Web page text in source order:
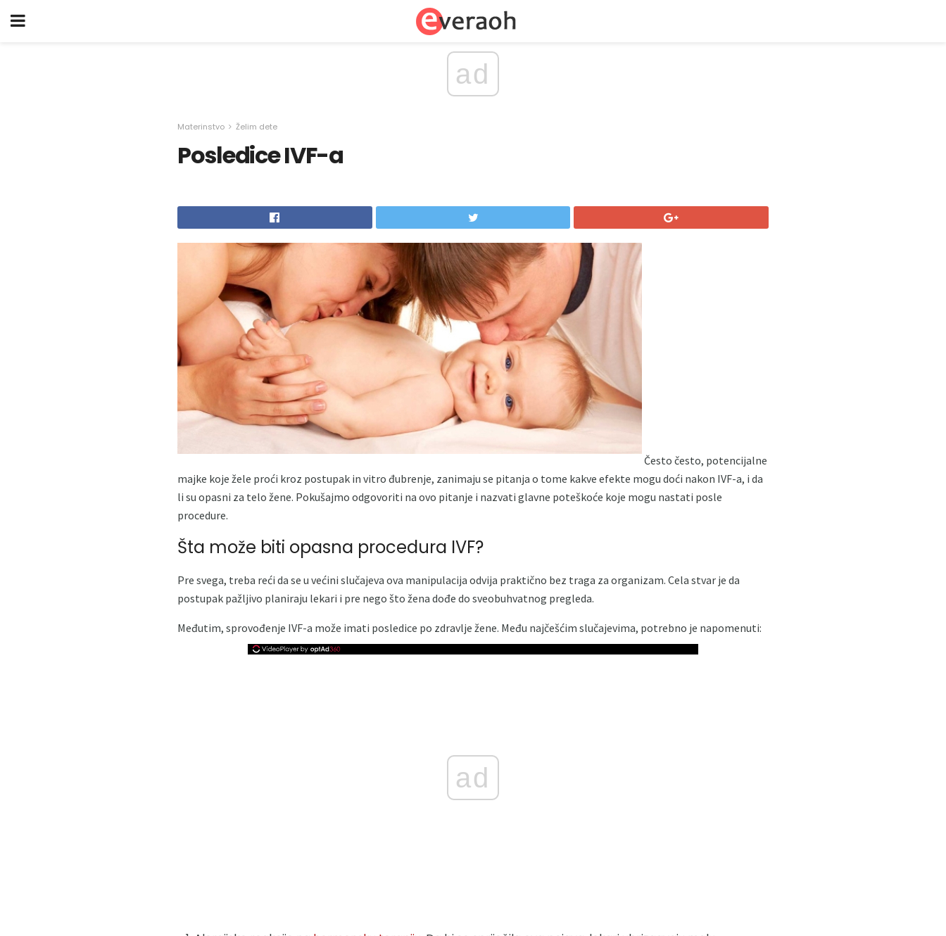
ad
Materinstvo Želim dete
Posledice IVF-a
Često često, potencijalne
majke koje žele proći kroz postupak in vitro đubrenje, zanimaju se pitanja o tome kakve efekte mogu doći nakon IVF-a, i da
li su opasni za telo žene. Pokušajmo odgovoriti na ovo pitanje i nazvati glavne poteškoće koje mogu nastati posle
procedure.
Šta može biti opasna procedura IVF?
Pre svega, treba reći da se u većini slučajeva ova manipulacija odvija praktično bez traga za organizam. Cela stvar je da
postupak pažljivo planiraju lekari i pre nego što žena dođe do sveobuhvatnog pregleda.
Međutim, sprovođenje IVF-a može imati posledice po zdravlje žene. Među najčešćim slučajevima, potrebno je napomenuti:
ad